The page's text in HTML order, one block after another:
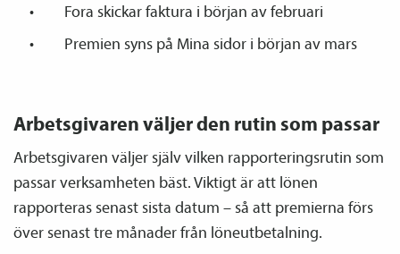
Fora skickar faktura i början av februari
Premien syns på Mina sidor i början av mars
Arbetsgivaren väljer den rutin som passar
Arbetsgivaren väljer själv vilken rapporteringsrutin som
passar verksamheten bäst. Viktigt är att lönen
rapporteras senast sista datum – så att premierna förs
över senast tre månader från löneutbetalning.